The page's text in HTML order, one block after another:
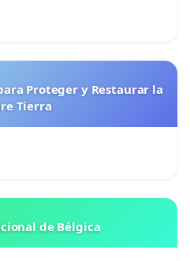
Proteger y Restaurar la
Tierra
de Bélgica